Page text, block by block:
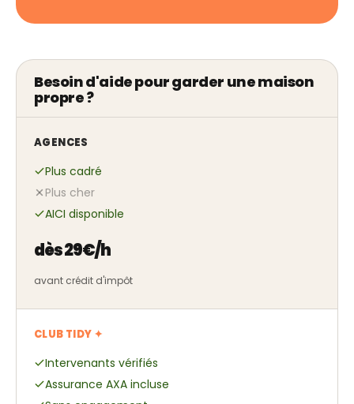
Besoin d'aide pour garder une maison
propre ?
AGENCES
Plus cadré
Plus cher
AICI disponible
dès 29€/h
avant crédit d'impôt
CLUB TIDY ✦
Intervenants vérifiés
Assurance AXA incluse